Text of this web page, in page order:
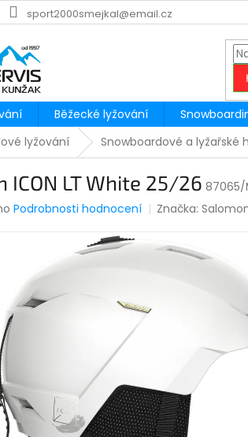
sport2000smejkal@email.cz
Běžecké lyžování
lyžování Snowboardové a lyžařské
ICON LT White 25/26 87065/
Podrobnosti hodnocení Značka: